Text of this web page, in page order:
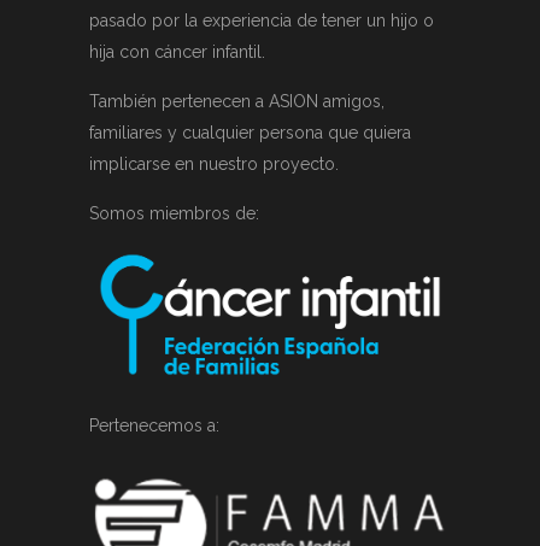
pasado por la experiencia de tener un hijo o
hija con cáncer infantil.
También pertenecen a ASION amigos,
familiares y cualquier persona que quiera
implicarse en nuestro proyecto.
Somos miembros de:
Pertenecemos a: